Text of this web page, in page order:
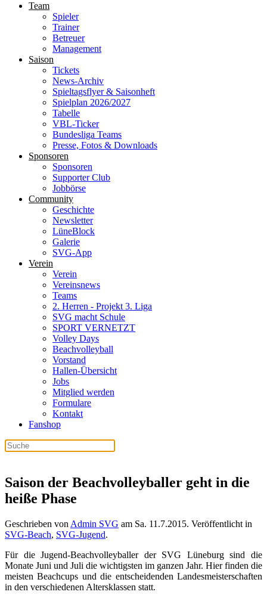
Team
Spieler
Trainer
Betreuer
Management
Saison
Tickets
News-Archiv
Spieltagsflyer & Saisonheft
Spielplan 2026/2027
Tabelle
VBL-Ticker
Bundesliga Teams
Presse, Fotos & Downloads
Sponsoren
Sponsoren
Supporter Club
Jobbörse
Community
Geschichte
Newsletter
LüneBlock
Galerie
SVG-App
Verein
Verein
Vereinsnews
Teams
2. Herren - Projekt 3. Liga
SVG macht Schule
SPORT VERNETZT
Volley Days
Beachvolleyball
Vorstand
Hallen-Übersicht
Jobs
Mitglied werden
Formulare
Kontakt
Fanshop
Saison der Beachvolleyballer geht in die
heiße Phase
Geschrieben von Admin SVG am Sa. 11.7.2015. Veröffentlicht in
SVG-Beach, SVG-Jugend.
Für die Jugend-Beachvolleyballer der SVG Lüneburg sind die
Monate Juni und Juli die wichtigsten im ganzen Jahr. Hier finden die
meisten Beachcups und die entscheidenden Landesmeisterschaften
in den verschiedenen Altersklassen statt.